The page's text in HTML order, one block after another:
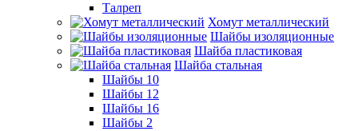
Талреп
Хомут металлический
Шайбы изоляционные
Шайба пластиковая
Шайба стальная
Шайбы 10
Шайбы 12
Шайбы 16
Шайбы 2